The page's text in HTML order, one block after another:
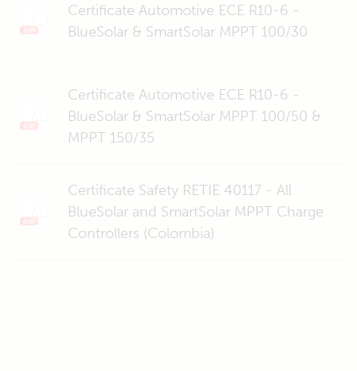
Certificate Automotive ECE R10-6 -
BlueSolar & SmartSolar MPPT 100/30
Certificate Automotive ECE R10-6 -
BlueSolar & SmartSolar MPPT 100/50 &
MPPT 150/35
Certificate Safety RETIE 40117 - All
BlueSolar and SmartSolar MPPT Charge
Controllers (Colombia)